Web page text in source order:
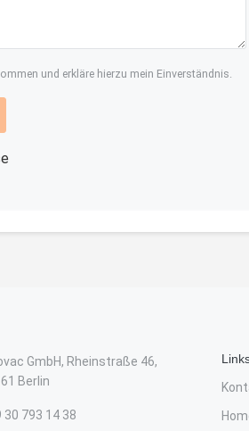
und erkläre hierzu mein Einverständnis.
GmbH, Rheinstraße 46,
Berlin
30 793 14 38